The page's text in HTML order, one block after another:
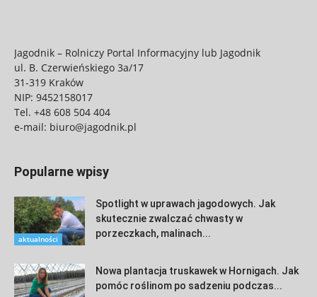
Jagodnik – Rolniczy Portal Informacyjny lub Jagodnik
ul. B. Czerwieńskiego 3a/17
31-319 Kraków
NIP: 9452158017
Tel. +48 608 504 404
e-mail: biuro@jagodnik.pl
Popularne wpisy
aktualności
Spotlight w uprawach jagodowych. Jak
skutecznie zwalczać chwasty w
porzeczkach, malinach...
Nowa plantacja truskawek w Hornigach. Jak
pomóc roślinom po sadzeniu podczas...